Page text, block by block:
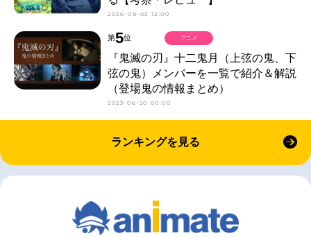
2026-08-03 12:00
第5位
『鬼滅の刃』十二鬼月（上弦の鬼、下
弦の鬼）メンバーを一覧で紹介＆解説
（登場鬼の情報まとめ）
2023-06-20 00:00
アニメ
ランキングを見る